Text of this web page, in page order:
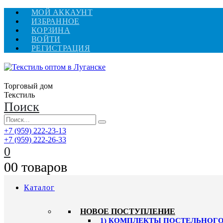
МОЙ АККАУНТ
ИЗБРАННОЕ
КОРЗИНА
ВОЙТИ
РЕГИСТРАЦИЯ
Торговый дом
Текстиль
Поиск
+7 (959) 222-23-13
+7 (959) 222-26-33
0
00 товаров
Каталог
HОВОЕ ПОСТУПЛЕНИЕ
1) КОМПЛЕКТЫ ПОСТЕЛЬНОГО